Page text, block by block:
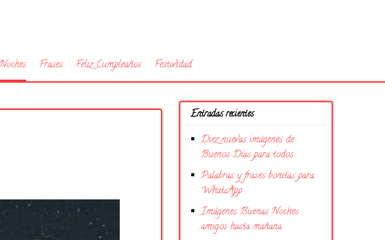
Frases Feliz Cumpleaños Festividad
Entradas recientes
Diez nuevas imágenes de
Buenos Días para todos
Palabras y frases bonitas para
WhatsApp
Imágenes Buenas Noches
amigos hasta mañana